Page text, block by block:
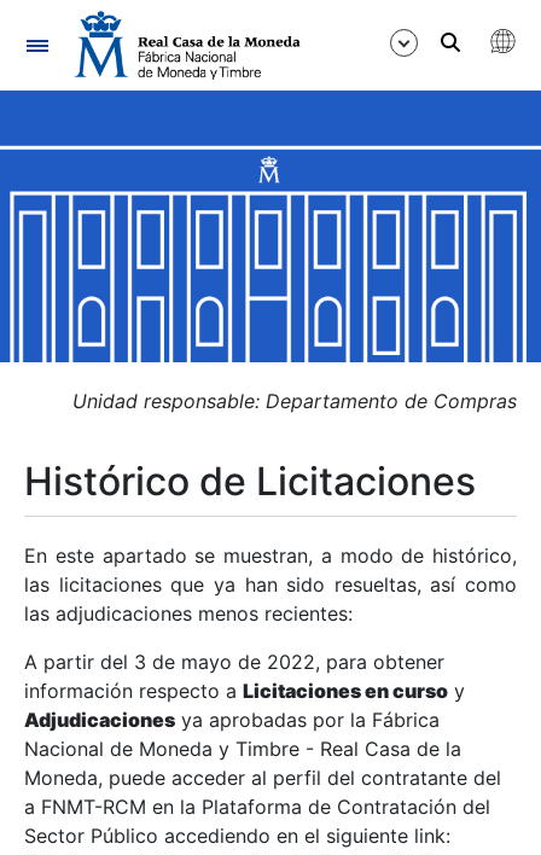
Navegación
Mostrar/Ocultar
Mostrar/Ocultar
Mostrar/Ocultar
Mostrar/Ocultar
Mostrar/Ocultar
Mostrar/Ocultar
Unidad responsable: Departamento de Compras
Histórico de Licitaciones
En este apartado se muestran, a modo de histórico,
las licitaciones que ya han sido resueltas, así como
las adjudicaciones menos recientes:
A partir del 3 de mayo de 2022, para obtener
información respecto a Licitaciones en curso y
Adjudicaciones ya aprobadas por la Fábrica
Nacional de Moneda y Timbre - Real Casa de la
Moneda, puede acceder al perfil del contratante del
a FNMT-RCM en la Plataforma de Contratación del
Sector Público accediendo en el siguiente link: